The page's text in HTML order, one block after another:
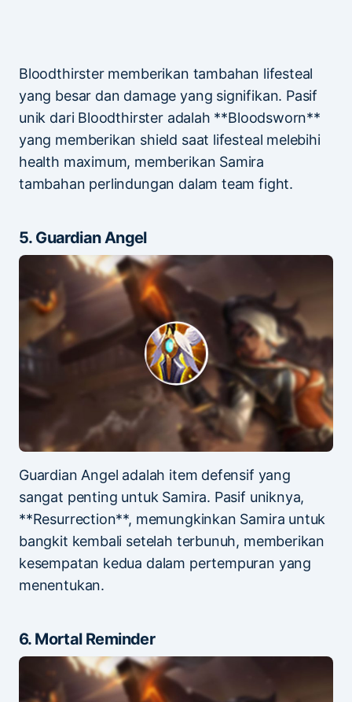
Bloodthirster memberikan tambahan lifesteal
yang besar dan damage yang signifikan. Pasif
unik dari Bloodthirster adalah **Bloodsworn**
yang memberikan shield saat lifesteal melebihi
health maximum, memberikan Samira
tambahan perlindungan dalam team fight.
5. Guardian Angel
Guardian Angel adalah item defensif yang
sangat penting untuk Samira. Pasif uniknya,
**Resurrection**, memungkinkan Samira untuk
bangkit kembali setelah terbunuh, memberikan
kesempatan kedua dalam pertempuran yang
menentukan.
6. Mortal Reminder